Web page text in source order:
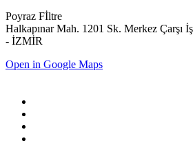
Poyraz Fİltre
Halkapınar Mah. 1201 Sk. Merkez Çarşı
- İZMİR
Open in Google Maps